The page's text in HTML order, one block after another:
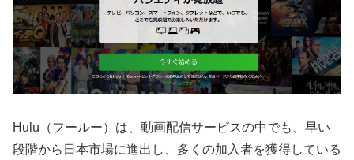
Hulu（フールー）は、動画配信サービスの中でも、早い
段階から日本市場に進出し、多くの加入者を獲得している